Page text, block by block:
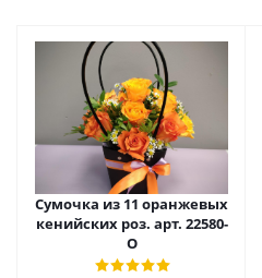
Сумочка из 11 оранжевых
кенийских роз. арт. 22580-
О